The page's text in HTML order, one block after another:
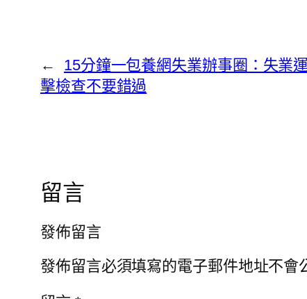
←
15分鐘一包養網失業辦事圈：失業
擊檢查不要錯過
留言
發佈留言
發佈留言必須填寫的電子郵件地址不會